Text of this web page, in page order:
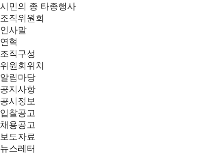
시민의 종 타종행사
조직위원회
인사말
연혁
조직구성
위원회위치
알림마당
공지사항
공시정보
입찰공고
채용공고
보도자료
뉴스레터